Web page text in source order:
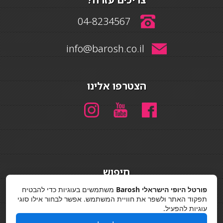
04-8234567
info@barosh.co.il
הצטרפו אלינו
חיפוש
מדיניות פרטיות
פורטל היופי הישראלי Barosh
משתמשים בעוגיות כדי להבטיח
תפקוד האתר ולשפר את חוויית המשתמש. אפשר לבחור אילו סוגי
עוגיות להפעיל.